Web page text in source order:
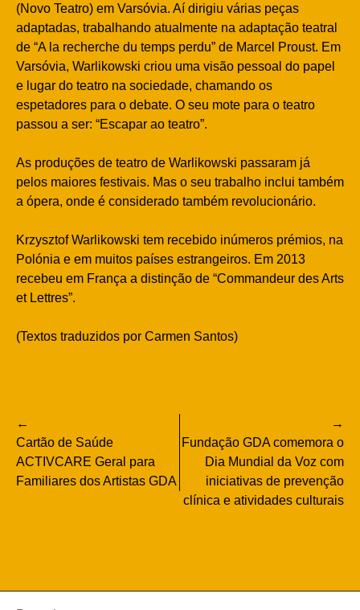
(Novo Teatro) em Varsóvia. Aí dirigiu várias peças
adaptadas, trabalhando atualmente na adaptação teatral
de “A la recherche du temps perdu” de Marcel Proust. Em
Varsóvia, Warlikowski criou uma visão pessoal do papel
e lugar do teatro na sociedade, chamando os
espetadores para o debate. O seu mote para o teatro
passou a ser: “Escapar ao teatro”.
As produções de teatro de Warlikowski passaram já
pelos maiores festivais. Mas o seu trabalho inclui também
a ópera, onde é considerado também revolucionário.
Krzysztof Warlikowski tem recebido inúmeros prémios, na
Polónia e em muitos países estrangeiros. Em 2013
recebeu em França a distinção de “Commandeur des Arts
et Lettres”.
(Textos traduzidos por Carmen Santos)
Navegação
de
artigos
Cartão de Saúde
ACTIVCARE Geral para
Familiares dos Artistas GDA
Fundação GDA comemora o
Dia Mundial da Voz com
iniciativas de prevenção
clínica e atividades culturais